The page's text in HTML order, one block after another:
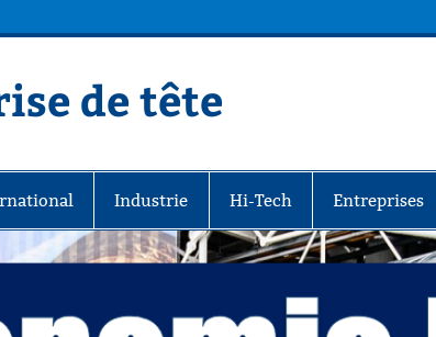
de tête
Industrie Hi-Tech Entreprises